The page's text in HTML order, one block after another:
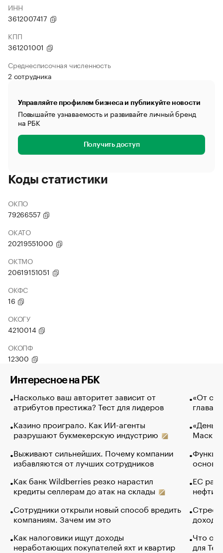
ИНН
3612007417
КПП
361201001
Среднесписочная численность
2 сотрудника
Управляйте профилем бизнеса и публикуйте новости
Повышайте узнаваемость и развивайте личный бренд
на РБК
Получить доступ
Коды статистики
ОКПО
79266557
ОКАТО
20219551000
ОКТМО
20619151051
ОКФС
16
ОКОГУ
4210014
ОКОПФ
12300
Интересное на РБК
Насколько ваш авторитет зависит от
атрибутов престижа? Тест для лидеров
Казино проиграло. Как ИИ-агенты
разрушают букмекерскую индустрию
Выживают сильнейших. Почему компании
избавляются от лучших сотрудников
Как банк Wildberries резко нарастил
кредиты селлерам до атак на склады
Сотрудники открыли новый способ вредить
компаниям. Зачем им это
Как налоговики ищут доходы
неработающих покупателей яхт и квартир
«От
глава
Маск в
основ
ЕС
нефти
Что
для